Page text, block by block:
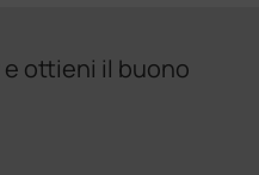
ottieni il buono